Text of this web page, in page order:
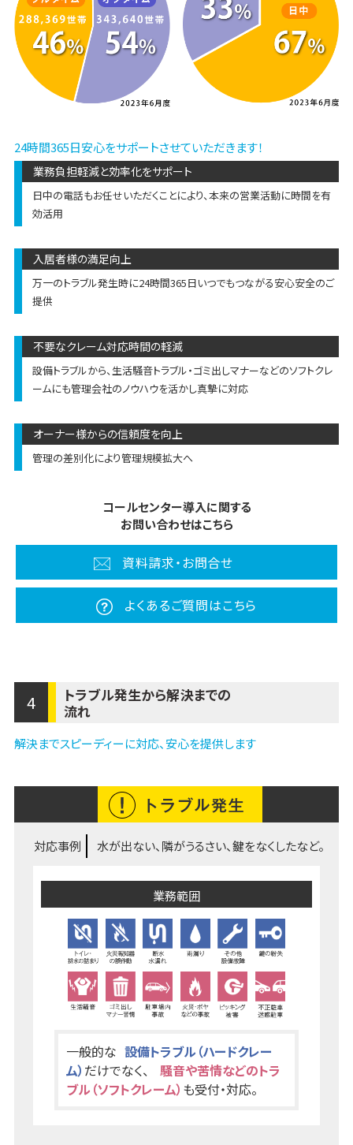
24時間365日安心をサポートさせていただきます！
業務負担軽減と効率化をサポート
日中の電話もお任せいただくことにより、本来の営業活動に時間を有
効活用
入居者様の満足向上
万一のトラブル発生時に24時間365日いつでもつながる安心安全のご
提供
不要なクレーム対応時間の軽減
設備トラブルから、生活騒音トラブル・ゴミ出しマナーなどのソフトクレ
ームにも管理会社のノウハウを活かし真摯に対応
オーナー様からの信頼度を向上
管理の差別化により管理規模拡大へ
コールセンター導入に関する
お問い合わせはこちら
資料請求・お問合せ
よくあるご質問はこちら
4
トラブル発生から解決までの
流れ
解決までスピーディーに対応、安心を提供します
対応事例 水が出ない、隣がうるさい、鍵をなくしたなど。
業務範囲
一般的な 設備トラブル（ハードクレー
ム） だけでなく、
騒音や苦情などのトラ
ブル（ソフトクレーム） も受付・対応。